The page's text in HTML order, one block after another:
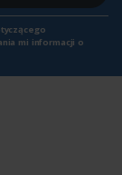
mi informacji o